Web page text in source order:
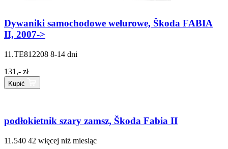
Dywaniki samochodowe welurowe, Škoda FABIA
II, 2007->
11.TE812208 8-14 dni
131,- zł
Kupić
podłokietnik szary zamsz, Škoda Fabia II
11.540 42 więcej niż miesiąc